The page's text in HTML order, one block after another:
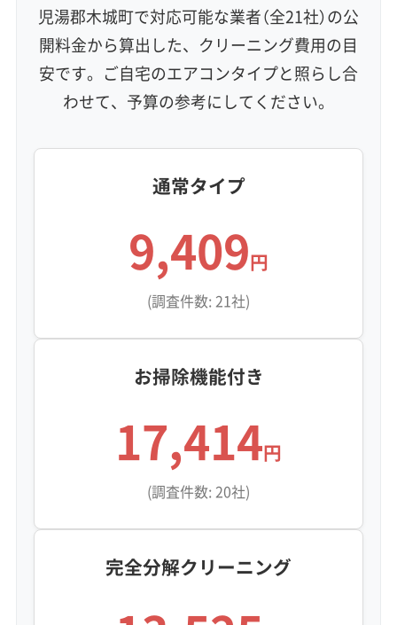
エコ洗剤使用
アレルギー対策
ハウスダスト除去
地域密着型
フランチャイズ
利便性・サービス (12)
定額料金 複数台割引 初回割引
定期メンテナンス
児湯郡木城町で対応可能な業者（全21社）の公
開料金から算出した、クリーニング費用の目
安です。ご自宅のエアコンタイプと照らし合
わせて、予算の参考にしてください。
通常タイプ
9,409円
(調査件数: 21社)
お掃除機能付き
17,414円
(調査件数: 20社)
完全分解クリーニング